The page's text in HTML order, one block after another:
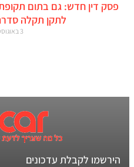
פסק דין חדש: גם בתום
לתקן תקלה
3 באוגוסט 2026
הירשמו לקבלת עדכונים